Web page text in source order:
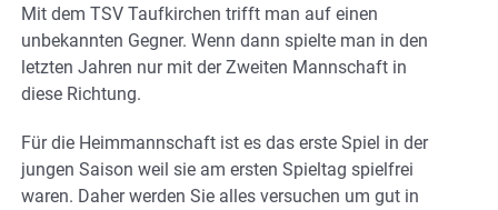
Mit dem TSV Taufkirchen trifft man auf einen
unbekannten Gegner. Wenn dann spielte man in den
letzten Jahren nur mit der Zweiten Mannschaft in
diese Richtung.
Für die Heimmannschaft ist es das erste Spiel in der
jungen Saison weil sie am ersten Spieltag spielfrei
waren. Daher werden Sie alles versuchen um gut in